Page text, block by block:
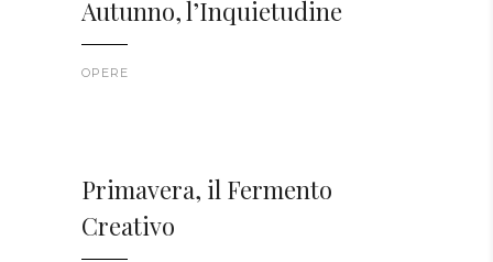
Autunno, l’Inquietudine
OPERE
Primavera, il Fermento
Creativo